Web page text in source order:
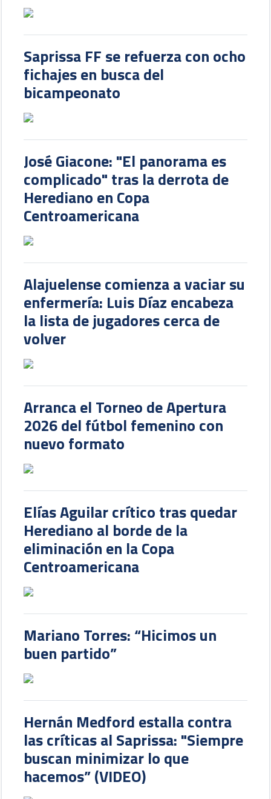
Saprissa FF se refuerza con ocho
fichajes en busca del
bicampeonato
José Giacone: "El panorama es
complicado" tras la derrota de
Herediano en Copa
Centroamericana
Alajuelense comienza a vaciar su
enfermería: Luis Díaz encabeza
la lista de jugadores cerca de
volver
Arranca el Torneo de Apertura
2026 del fútbol femenino con
nuevo formato
Elías Aguilar crítico tras quedar
Herediano al borde de la
eliminación en la Copa
Centroamericana
Mariano Torres: “Hicimos un
buen partido”
Hernán Medford estalla contra
las críticas al Saprissa: "Siempre
buscan minimizar lo que
hacemos” (VIDEO)